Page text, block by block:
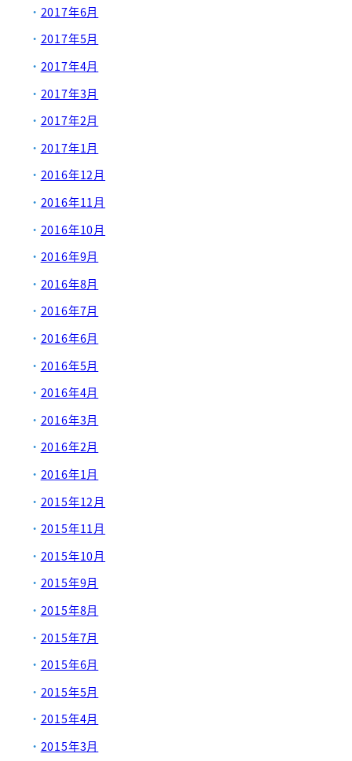
2017年6月
2017年5月
2017年4月
2017年3月
2017年2月
2017年1月
2016年12月
2016年11月
2016年10月
2016年9月
2016年8月
2016年7月
2016年6月
2016年5月
2016年4月
2016年3月
2016年2月
2016年1月
2015年12月
2015年11月
2015年10月
2015年9月
2015年8月
2015年7月
2015年6月
2015年5月
2015年4月
2015年3月